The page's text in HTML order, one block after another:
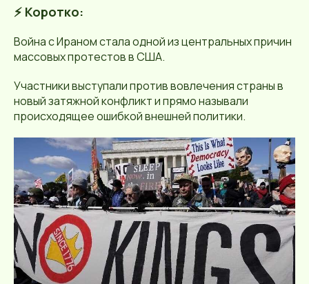
⚡ Коротко:
Война с Ираном стала одной из центральных причин
массовых протестов в США.
Участники выступали против вовлечения страны в
новый затяжной конфликт и прямо называли
происходящее ошибкой внешней политики.